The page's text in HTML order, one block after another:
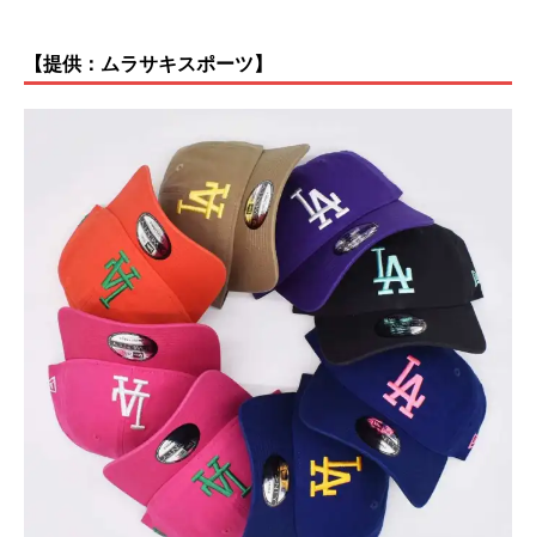
【提供：ムラサキスポーツ】